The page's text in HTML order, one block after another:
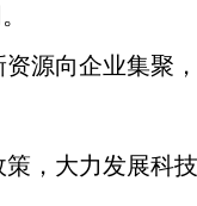
源向企业集聚
，大力发展科